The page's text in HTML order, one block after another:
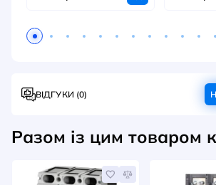
ВІДГУКИ (0)
Разом із цим товаром